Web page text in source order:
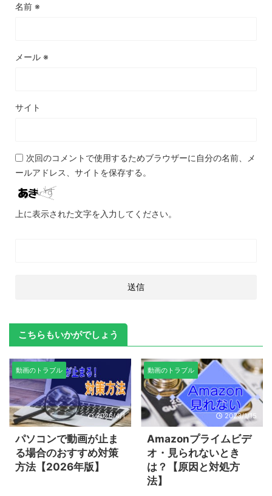
名前 ※
メール ※
サイト
次回のコメントで使用するためブラウザーに自分の名前、メ
ールアドレス、サイトを保存する。
上に表示された文字を入力してください。
こちらもいかがでしょう
動画のトラブル
2026/4/1
パソコンで動画が止ま
る場合のおすすめ対策
方法【2026年版】
動画のトラブル
2023/1/15
Amazonプライムビデ
オ・見られないとき
は？【原因と対処方
法】